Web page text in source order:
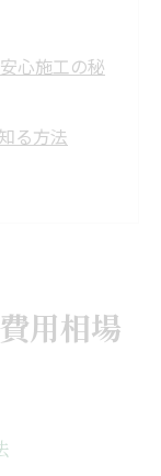
心施工の秘
る方法
工ポイント
ポイント
ンとは
ぐ注意点
用相場